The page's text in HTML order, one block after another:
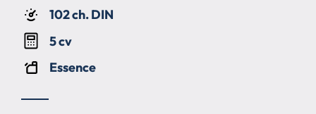
102 ch. DIN
5 cv
Essence